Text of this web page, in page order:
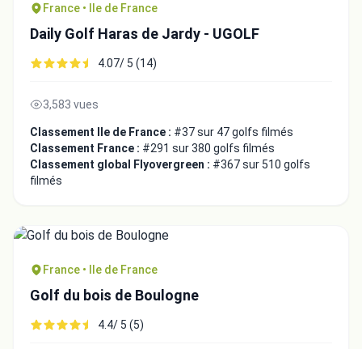
France • Ile de France
Daily Golf Haras de Jardy - UGOLF
4.07/ 5 (14)
3,583 vues
Classement Ile de France : #37 sur 47 golfs filmés
Classement France : #291 sur 380 golfs filmés
Classement global Flyovergreen : #367 sur 510 golfs
filmés
France • Ile de France
Golf du bois de Boulogne
4.4/ 5 (5)